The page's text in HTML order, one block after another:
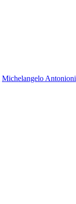
Michelangelo Antonioni